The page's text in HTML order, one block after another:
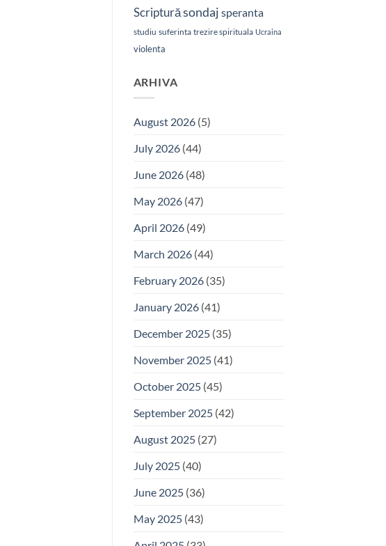
Scripturăsondaj speranta
studiu suferinta trezire spirituala Ucraina
violenta
ARHIVA
August 2026(5)
July 2026(44)
June 2026(48)
May 2026(47)
April 2026(49)
March 2026(44)
February 2026(35)
January 2026(41)
December 2025(35)
November 2025(41)
October 2025(45)
September 2025(42)
August 2025(27)
July 2025(40)
June 2025(36)
May 2025(43)